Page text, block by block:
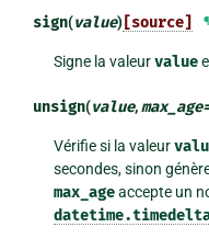
sign(value)[source] ¶
Signe la valeurvalue
unsign(value,max_age
Vérifie si la valeur
secondes, sinon
max_ageaccepte un